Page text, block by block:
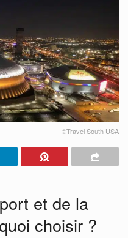
©Travel South USA
et de la
choisir ?